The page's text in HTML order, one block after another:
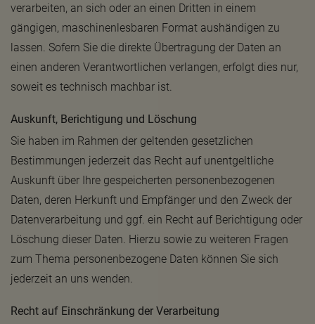
verarbeiten, an sich oder an einen Dritten in einem
gängigen, maschinenlesbaren Format aushändigen zu
lassen. Sofern Sie die direkte Übertragung der Daten an
einen anderen Verantwortlichen verlangen, erfolgt dies nur,
soweit es technisch machbar ist.
Auskunft, Berichtigung und Löschung
Sie haben im Rahmen der geltenden gesetzlichen
Bestimmungen jederzeit das Recht auf unentgeltliche
Auskunft über Ihre gespeicherten personenbezogenen
Daten, deren Herkunft und Empfänger und den Zweck der
Datenverarbeitung und ggf. ein Recht auf Berichtigung oder
Löschung dieser Daten. Hierzu sowie zu weiteren Fragen
zum Thema personenbezogene Daten können Sie sich
jederzeit an uns wenden.
Recht auf Einschränkung der Verarbeitung